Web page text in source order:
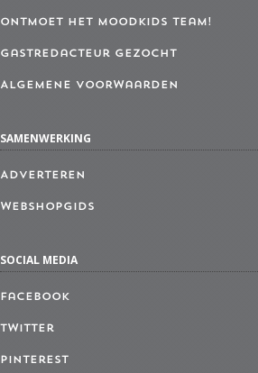
Ontmoet het MoodKids Team!
Gastredacteur gezocht
Algemene Voorwaarden
SAMENWERKING
Adverteren
Webshopgids
SOCIAL MEDIA
Facebook
Twitter
Pinterest